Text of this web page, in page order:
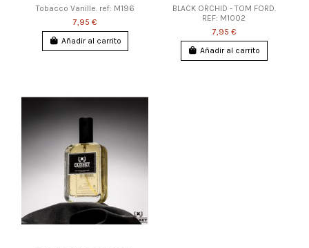
Tobacco Vanille. ref: M196
7,95 €
Añadir al carrito
BLACK ORCHID - TOM FORD.
REF: M1002
7,95 €
Añadir al carrito